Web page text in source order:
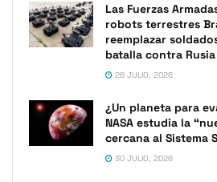
Las Fuerzas
robots terrestres
reemplazar
batalla contra Rusia
28 JULIO, 2026
¿Un planeta para
NASA estudia la
cercana al Sistema
30 JULIO, 2026